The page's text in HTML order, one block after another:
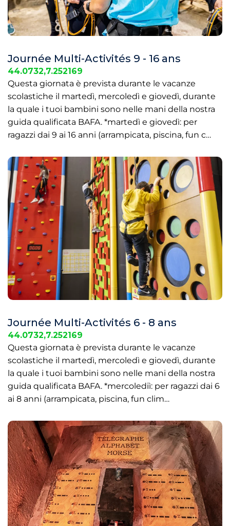
Journée Multi-Activités 9 - 16 ans
44.0732,7.252169
Questa giornata è prevista durante le vacanze
scolastiche il martedì, mercoledì e giovedì, durante
la quale i tuoi bambini sono nelle mani della nostra
guida qualificata BAFA. *martedì e giovedì: per
ragazzi dai 9 ai 16 anni (arrampicata, piscina, fun c…
Journée Multi-Activités 6 - 8 ans
44.0732,7.252169
Questa giornata è prevista durante le vacanze
scolastiche il martedì, mercoledì e giovedì, durante
la quale i tuoi bambini sono nelle mani della nostra
guida qualificata BAFA. *mercolediì: per ragazzi dai 6
ai 8 anni (arrampicata, piscina, fun clim…